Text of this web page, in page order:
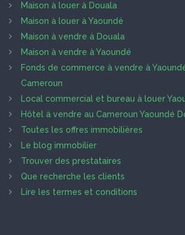
Maison à louer à Douala
Maison à louer à Yaoundé
Maison à vendre à Douala
Maison à vendre à Yaoundé
Fonds de commerce à vendre à
Cameroun
Local commercial et bureau à louer
Hôtel à vendre au Cameroun Yaoundé
Toutes les offres immobilières
Le blog immobilier
Trouver des prestataires
Que recherche les clients
Lire les termes et conditions